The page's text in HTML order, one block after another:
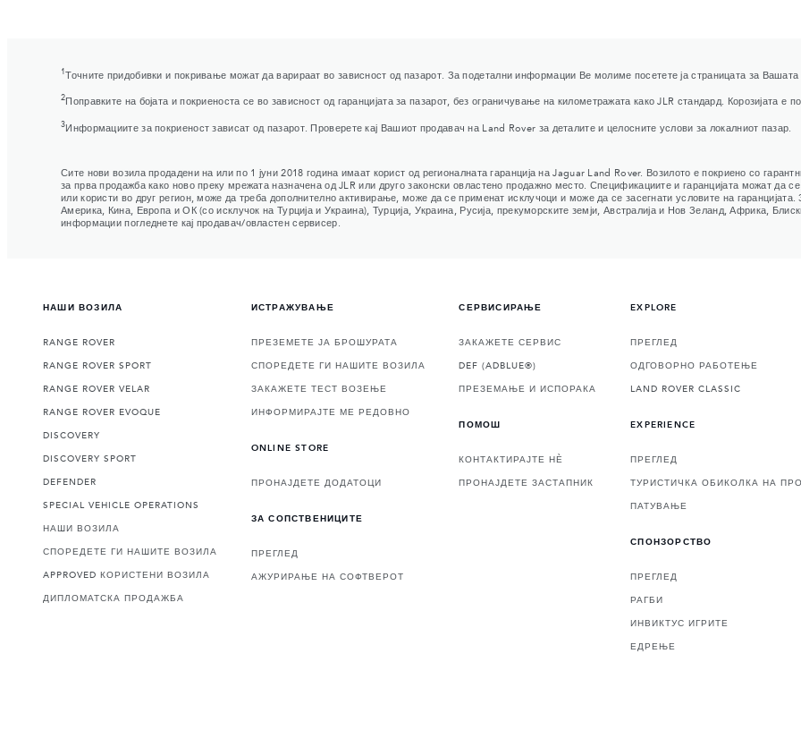
1Точните придобивки и покривање можат да варираат во зависност од пазарот. За подетални информации Ве молиме посетете ја страницата за Вашата
2 Поправките на бојата и покриеноста се во зависност од гаранцијата за пазарот, без ограничување на километражата како JLR стандард. Корозијата
3Информациите за покриеност зависат од пазарот. Проверете кај Вашиот продавач на Land Rover за деталите и целосните услови за локалниот пазар.
Сите нови возила продадени на или по 1 јуни 2018 година имаат корист од регионалната гаранција на Jaguar Land Rover. Возилото е покриено со
за прва продажба како ново преку мрежата назначена од JLR или друго законски овластено продажно место. Спецификациите и гаранцијата можат да
или користи во друг регион, може да треба дополнително активирање, може да се применат исклучоци и може да се засегнати условите на
Америка, Кина, Европа и ОК (со исклучок на Турција и Украина), Турција, Украина, Русија, прекуморските земји, Австралија и Нов Зеланд, Африка,
информации погледнете кај продавач/овластен сервисер.
НАШИ ВОЗИЛА
RANGE ROVER
RANGE ROVER SPORT
RANGE ROVER VELAR
RANGE ROVER EVOQUE
DISCOVERY
DISCOVERY SPORT
DEFENDER
SPECIAL VEHICLE OPERATIONS
НАШИ ВОЗИЛА
СПОРЕДЕТЕ ГИ НАШИТЕ ВОЗИЛА
APPROVED КОРИСТЕНИ ВОЗИЛА
ДИПЛОМАТСКА ПРОДАЖБА
ИСТРАЖУВАЊЕ
ПРЕЗЕМЕТЕ ЈА БРОШУРАТА
СПОРЕДЕТЕ ГИ НАШИТЕ ВОЗИЛА
ЗАКАЖЕТЕ ТЕСТ ВОЗЕЊЕ
ИНФОРМИРАЈТЕ МЕ РЕДОВНО
ONLINE STORE
ПРОНАЈДЕТЕ ДОДАТОЦИ
ЗА СОПСТВЕНИЦИТЕ
ПРЕГЛЕД
АЖУРИРАЊЕ НА СОФТВЕРОТ
СЕРВИСИРАЊЕ
ЗАКАЖЕТЕ СЕРВИС
DEF (ADBLUE®)
ПРЕЗЕМАЊЕ И ИСПОРАКА
ПОМОШ
КОНТАКТИРАЈТЕ НЀ
ПРОНАЈДЕТЕ ЗАСТАПНИК
EXPLORE
ПРЕГЛЕД
ОДГОВОРНО РАБОТЕЊЕ
LAND ROVER CLASSIC
EXPERIENCE
ПРЕГЛЕД
ТУРИСТИЧКА ОБИКОЛКА НА
ПАТУВАЊЕ
СПОНЗОРСТВО
ПРЕГЛЕД
РАГБИ
ИНВИКТУС ИГРИТЕ
ЕДРЕЊЕ